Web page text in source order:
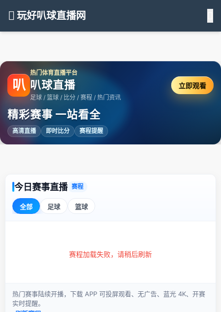
玩好叭球直播网
叭
热门体育直播平台
叭球直播
足球 / 篮球 / 比分 / 赛程 / 热门资讯
精彩赛事 一站看全
高清直播 即时比分 赛程提醒
立即观看